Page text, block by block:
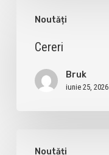
Noutăți
Cereri
Bruk
iunie 25, 2026
Noutăți